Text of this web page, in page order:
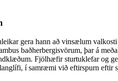
gera hann að vinsælum
baðherbergisvörum, þar á
Fjölhæfir sturtuklefar og
í samræmi við eftirspurn